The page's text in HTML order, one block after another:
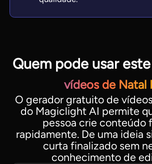
Quem pode usar este
vídeos de Natal
O gerador gratuito de
do Magiclight AI permite
pessoa crie conteúdo
rapidamente. De uma ideia
curta finalizado sem
conhecimento de